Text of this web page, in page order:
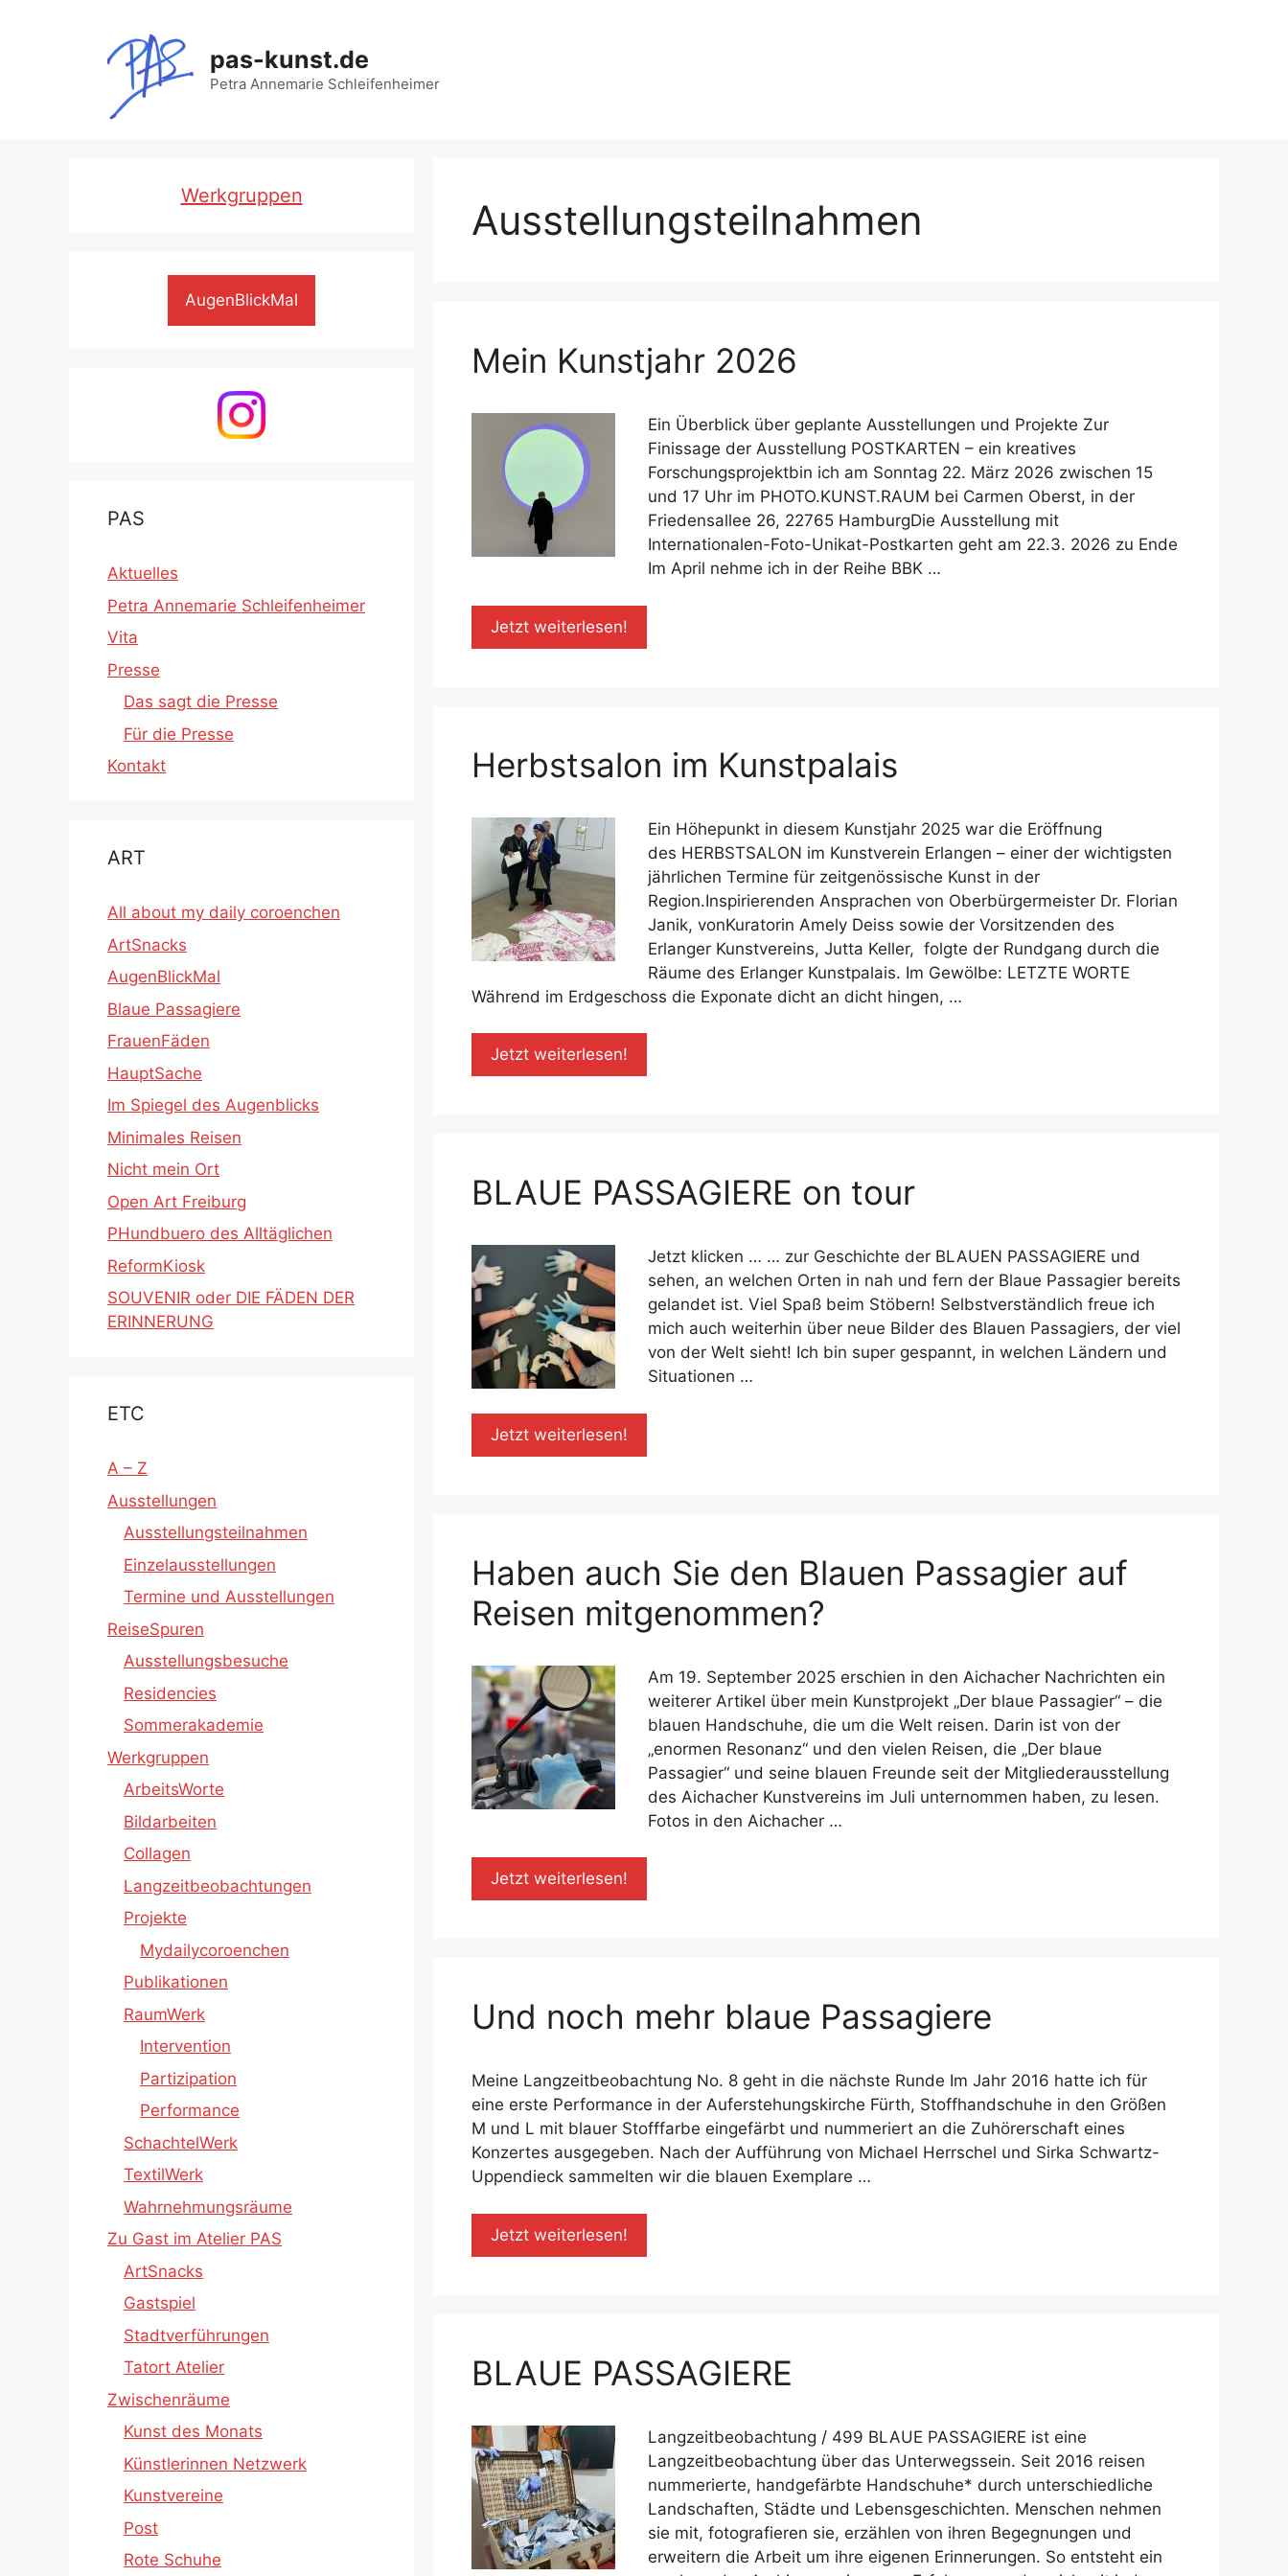
pas-kunst.de
Petra Annemarie Schleifenheimer
Ausstellungsteilnahmen
Mein Kunstjahr 2026
Ein Überblick über geplante Ausstellungen und Projekte Zur
Finissage der Ausstellung POSTKARTEN – ein kreatives
Forschungsprojektbin ich am Sonntag 22. März 2026 zwischen 15
und 17 Uhr im PHOTO.KUNST.RAUM bei Carmen Oberst, in der
Friedensallee 26, 22765 HamburgDie Ausstellung mit
Internationalen-Foto-Unikat-Postkarten geht am 22.3. 2026 zu Ende
Im April nehme ich in der Reihe BBK …
Jetzt weiterlesen!
Herbstsalon im Kunstpalais
Ein Höhepunkt in diesem Kunstjahr 2025 war die Eröffnung
des HERBSTSALON im Kunstverein Erlangen – einer der wichtigsten
jährlichen Termine für zeitgenössische Kunst in der
Region.Inspirierenden Ansprachen von Oberbürgermeister Dr. Florian
Janik, vonKuratorin Amely Deiss sowie der Vorsitzenden des
Erlanger Kunstvereins, Jutta Keller, folgte der Rundgang durch die
Räume des Erlanger Kunstpalais. Im Gewölbe: LETZTE WORTE
Während im Erdgeschoss die Exponate dicht an dicht hingen, …
Jetzt weiterlesen!
BLAUE PASSAGIERE on tour
Jetzt klicken … … zur Geschichte der BLAUEN PASSAGIERE und
sehen, an welchen Orten in nah und fern der Blaue Passagier bereits
gelandet ist. Viel Spaß beim Stöbern! Selbstverständlich freue ich
mich auch weiterhin über neue Bilder des Blauen Passagiers, der viel
von der Welt sieht! Ich bin super gespannt, in welchen Ländern und
Situationen …
Jetzt weiterlesen!
Haben auch Sie den Blauen Passagier auf
Reisen mitgenommen?
Am 19. September 2025 erschien in den Aichacher Nachrichten ein
weiterer Artikel über mein Kunstprojekt „Der blaue Passagier“ – die
blauen Handschuhe, die um die Welt reisen. Darin ist von der
„enormen Resonanz“ und den vielen Reisen, die „Der blaue
Passagier“ und seine blauen Freunde seit der Mitgliederausstellung
des Aichacher Kunstvereins im Juli unternommen haben, zu lesen.
Fotos in den Aichacher …
Jetzt weiterlesen!
Und noch mehr blaue Passagiere
Meine Langzeitbeobachtung No. 8 geht in die nächste Runde Im Jahr 2016 hatte ich für
eine erste Performance in der Auferstehungskirche Fürth, Stoffhandschuhe in den Größen
M und L mit blauer Stofffarbe eingefärbt und nummeriert an die Zuhörerschaft eines
Konzertes ausgegeben. Nach der Aufführung von Michael Herrschel und Sirka Schwartz-
Uppendieck sammelten wir die blauen Exemplare …
Jetzt weiterlesen!
BLAUE PASSAGIERE
Langzeitbeobachtung / 499 BLAUE PASSAGIERE ist eine
Langzeitbeobachtung über das Unterwegssein. Seit 2016 reisen
nummerierte, handgefärbte Handschuhe* durch unterschiedliche
Landschaften, Städte und Lebensgeschichten. Menschen nehmen
sie mit, fotografieren sie, erzählen von ihren Begegnungen und
erweitern die Arbeit um ihre eigenen Erinnerungen. So entsteht ein
Werkgruppen
AugenBlickMal
PAS
Aktuelles
Petra Annemarie Schleifenheimer
Vita
Presse
Das sagt die Presse
Für die Presse
Kontakt
ART
All about my daily coroenchen
ArtSnacks
AugenBlickMal
Blaue Passagiere
FrauenFäden
HauptSache
Im Spiegel des Augenblicks
Minimales Reisen
Nicht mein Ort
Open Art Freiburg
PHundbuero des Alltäglichen
ReformKiosk
SOUVENIR oder DIE FÄDEN DER
ERINNERUNG
ETC
A – Z
Ausstellungen
Ausstellungsteilnahmen
Einzelausstellungen
Termine und Ausstellungen
ReiseSpuren
Ausstellungsbesuche
Residencies
Sommerakademie
Werkgruppen
ArbeitsWorte
Bildarbeiten
Collagen
Langzeitbeobachtungen
Projekte
Mydailycoroenchen
Publikationen
RaumWerk
Intervention
Partizipation
Performance
SchachtelWerk
TextilWerk
Wahrnehmungsräume
Zu Gast im Atelier PAS
ArtSnacks
Gastspiel
Stadtverführungen
Tatort Atelier
Zwischenräume
Kunst des Monats
Künstlerinnen Netzwerk
Kunstvereine
Post
Rote Schuhe